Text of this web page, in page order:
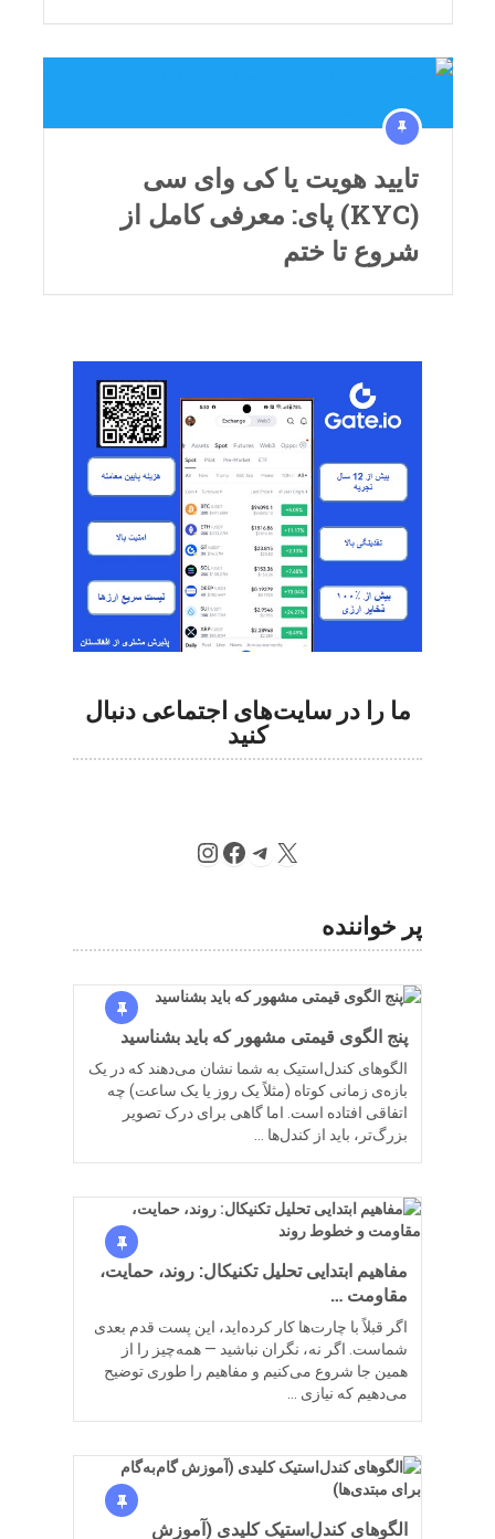
تایید هویت یا کی وای سی
(KYC) پای: معرفی کامل از
شروع تا ختم
ما را در سایت‌های اجتماعی دنبال
کنید
X
Telegram
Facebook
Instagram
پر خواننده
پنج الگوی قیمتی مشهور که باید بشناسید
الگوهای کندل‌استیک به شما نشان می‌دهند که در یک
بازه‌ی زمانی کوتاه (مثلاً یک روز یا یک ساعت) چه
اتفاقی افتاده است. اما گاهی برای درک تصویر
بزرگ‌تر، باید از کندل‌ها …
مفاهیم ابتدایی تحلیل تکنیکال: روند، حمایت،
مقاومت …
اگر قبلاً با چارت‌ها کار کرده‌اید، این پست قدم بعدی
شماست. اگر نه، نگران نباشید — همه‌چیز را از
همین جا شروع می‌کنیم و مفاهیم را طوری توضیح
می‌دهیم که نیازی …
الگوهای کندل‌استیک کلیدی (آموزش